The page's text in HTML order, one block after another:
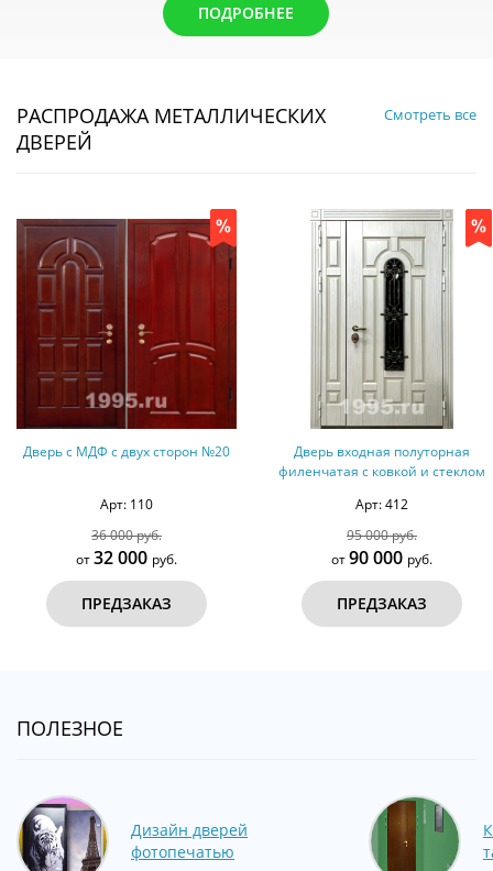
ПОДРОБНЕЕ
РАСПРОДАЖА МЕТАЛЛИЧЕСКИХ
ДВЕРЕЙ
Смотреть все
Дверь с МДФ с двух сторон №20
Арт: 110
36 000 руб.
от32 000 руб.
ПРЕДЗАКАЗ
Дверь входная полуторная
филенчатая с ковкой и стеклом
Арт: 412
95 000 руб.
от90 000 руб.
ПРЕДЗАКАЗ
ПОЛЕЗНОЕ
Дизайн дверей
фотопечатью